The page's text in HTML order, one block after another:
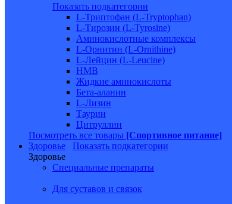
Показать подкатегории
L-Триптофан (L-Tryptophan)
L-Тирозин (L-Tyrosine)
Аминокислотные комплексы
L-Орнитин (L-Ornithine)
L-Лейцин (L-Leucine)
HMB
Жидкие аминокислоты
Бета-аланин
L-Лизин
Таурин
Цитруллин
Посмотреть все товары [Спортивное питание]
Здоровье
Показать подкатегории
Здоровье
Специальные препараты
Для суставов и связок